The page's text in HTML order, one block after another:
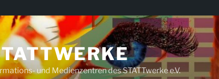
und Medienzentren des STATTwerke e.V.